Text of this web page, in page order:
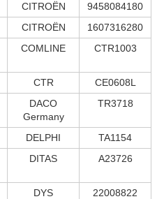
CITROËN
9458084180
CITROËN
1607316280
COMLINE CTR1003
CTR
CE0608L
DACO
Germany
TR3718
DELPHI
TA1154
DITAS A23726
DYS
22008822